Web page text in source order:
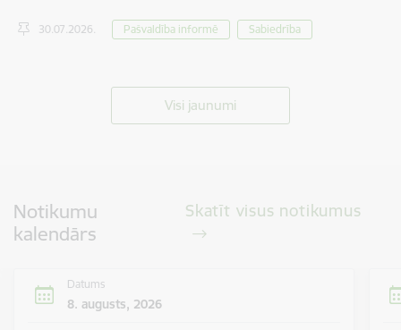
30.07.2026. Pašvaldība informē Sabiedrība
Visi jaunumi
Notikumu
kalendārs
Skatīt visus notikumus
Datums
8. augusts, 2026